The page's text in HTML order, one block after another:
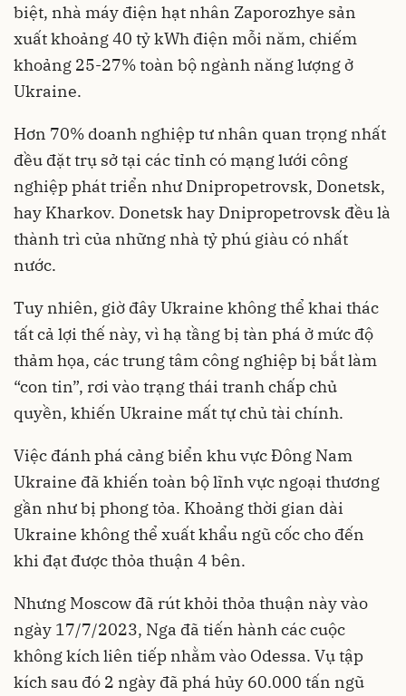
biệt, nhà máy điện hạt nhân Zaporozhye sản
xuất khoảng 40 tỷ kWh điện mỗi năm, chiếm
khoảng 25-27% toàn bộ ngành năng lượng ở
Ukraine.
Hơn 70% doanh nghiệp tư nhân quan trọng nhất
đều đặt trụ sở tại các tỉnh có mạng lưới công
nghiệp phát triển như Dnipropetrovsk, Donetsk,
hay Kharkov. Donetsk hay Dnipropetrovsk đều là
thành trì của những nhà tỷ phú giàu có nhất
nước.
Tuy nhiên, giờ đây Ukraine không thể khai thác
tất cả lợi thế này, vì hạ tầng bị tàn phá ở mức độ
thảm họa, các trung tâm công nghiệp bị bắt làm
“con tin”, rơi vào trạng thái tranh chấp chủ
quyền, khiến Ukraine mất tự chủ tài chính.
Việc đánh phá cảng biển khu vực Đông Nam
Ukraine đã khiến toàn bộ lĩnh vực ngoại thương
gần như bị phong tỏa. Khoảng thời gian dài
Ukraine không thể xuất khẩu ngũ cốccho đến
khi đạt được thỏa thuận 4 bên.
Nhưng Moscow đã rút khỏi thỏa thuận này vào
ngày 17/7/2023, Nga đã tiến hành các cuộc
không kích liên tiếp nhằm vào Odessa. Vụ tập
kích sau đó 2 ngày đã phá hủy 60.000 tấn ngũ